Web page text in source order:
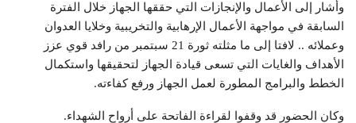
وأشار إلى الأعمال والإنجازات التي حققها الجهاز خلال الفترة
السابقة في مواجهة الأعمال الإرهابية والتخريبية وخلايا العدوان
وعملائه .. لافتا إلى ما مثلته ثورة 21 سبتمبر من رافد قوي عزز
الأهداف والغايات التي تسعى قيادة الجهاز لتحقيقها واستكمال
الخطط والبرامج المطورة لعمل الجهاز ورفع كفاءته.
وكان الحضور قد وقفوا لقراءة الفاتحة على أرواح الشهداء.